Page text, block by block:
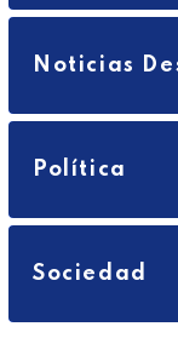
Noticias
Política
Sociedad